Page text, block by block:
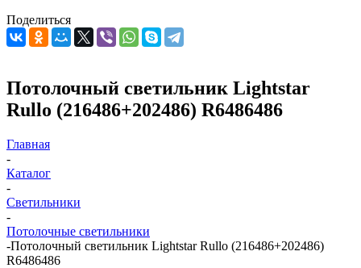
Поделиться
Потолочный светильник Lightstar
Rullo (216486+202486) R6486486
Главная
-
Каталог
-
Светильники
-
Потолочные светильники
-Потолочный светильник Lightstar Rullo (216486+202486)
R6486486